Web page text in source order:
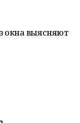
окна выясняют